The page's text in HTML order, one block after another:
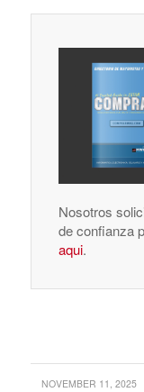
Nosotros
de confianza
aqui.
NOVEMBER 11, 2025
/